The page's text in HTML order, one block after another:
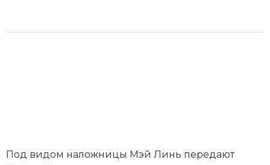
Под видом наложницы Мэй Линь передают